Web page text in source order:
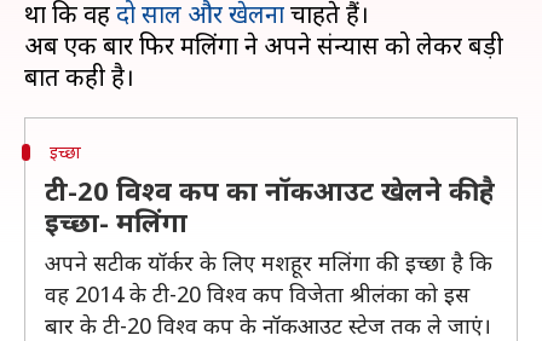
था कि वहदो साल और खेलनाचाहते हैं।
अब एक बार फिर मलिंगा ने अपने संन्यास को लेकर बड़ी
इच्छा
टी-20 विश्व कप का नॉकआउट खेलने की है
इच्छा- मलिंगा
अपने सटीक यॉर्कर के लिए मशहूर मलिंगा की इच्छा है कि
वह 2014 के टी-20 विश्व कप विजेता श्रीलंका को इस
बार के टी-20 विश्व कप के नॉकआउट स्टेज तक ले जाएं।